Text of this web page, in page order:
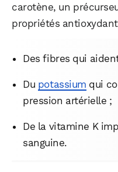
carotène, un
propriétés
Des fibres qui
Du potassium qui
pression artérielle ;
De la vitamine K
sanguine.